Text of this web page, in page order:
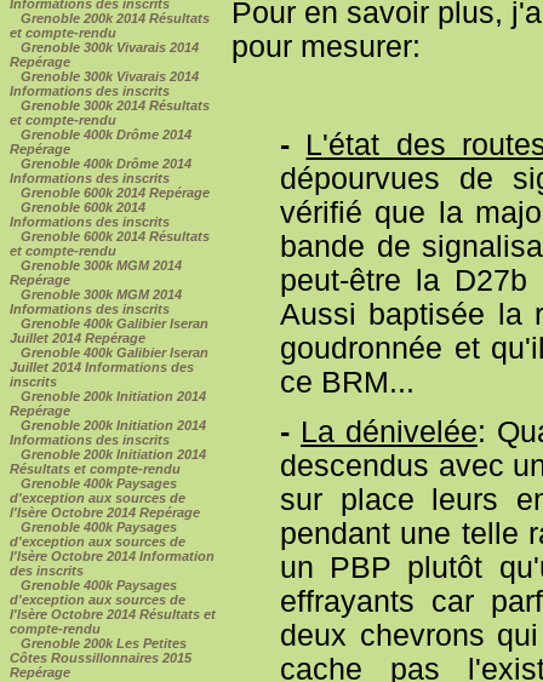
Informations des inscrits
Grenoble 200k 2014 Résultats
et compte-rendu
Grenoble 300k Vivarais 2014
Repérage
Grenoble 300k Vivarais 2014
Informations des inscrits
Grenoble 300k 2014 Résultats
et compte-rendu
Grenoble 400k Drôme 2014
Repérage
Grenoble 400k Drôme 2014
Informations des inscrits
Grenoble 600k 2014 Repérage
Grenoble 600k 2014
Informations des inscrits
Grenoble 600k 2014 Résultats
et compte-rendu
Grenoble 300k MGM 2014
Repérage
Grenoble 300k MGM 2014
Informations des inscrits
Grenoble 400k Galibier Iseran
Juillet 2014 Repérage
Grenoble 400k Galibier Iseran
Juillet 2014 Informations des
inscrits
Grenoble 200k Initiation 2014
Repérage
Grenoble 200k Initiation 2014
Informations des inscrits
Grenoble 200k Initiation 2014
Résultats et compte-rendu
Grenoble 400k Paysages
d'exception aux sources de
l'Isère Octobre 2014 Repérage
Grenoble 400k Paysages
d'exception aux sources de
l'Isère Octobre 2014 Information
des inscrits
Grenoble 400k Paysages
d'exception aux sources de
l'Isère Octobre 2014 Résultats et
compte-rendu
Grenoble 200k Les Petites
Côtes Roussillonnaires 2015
Repérage
Pour en savoir plus,
pour mesurer:
- L'état des
dépourvues de
vérifié que la
bande de
peut-être la
Aussi baptisée la
goudronnée et
ce BRM...
- La dénivelée:
descendus avec
sur place leurs
pendant une telle
un PBP plutôt
effrayants car
deux chevrons
cache pas